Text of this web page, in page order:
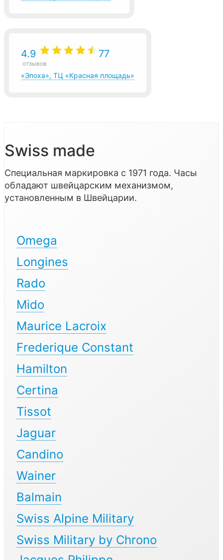
4.9 77
отзывов
«Эпоха», ТЦ «Красная площадь»
Swiss made
Специальная маркировка с 1971 года. Часы
обладают швейцарским механизмом,
установленным в Швейцарии.
Omega
Longines
Rado
Mido
Maurice Lacroix
Frederique Constant
Hamilton
Certina
Tissot
Jaguar
Candino
Wainer
Balmain
Swiss Alpine Military
Swiss Military by Chrono